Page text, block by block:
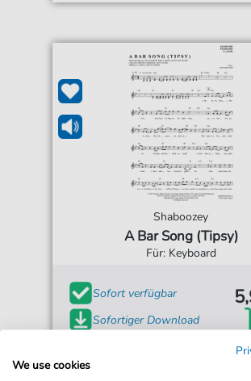
Shaboozey
A Bar Song (Tipsy)
Für: Keyboard
Sofort verfügbar
Sofortiger Download
We use cookies